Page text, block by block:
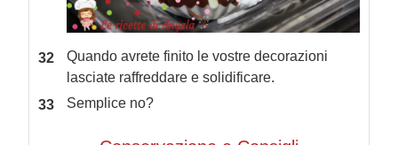
Quando avrete finito le vostre decorazioni
lasciate raffreddare e solidificare.
Semplice no?